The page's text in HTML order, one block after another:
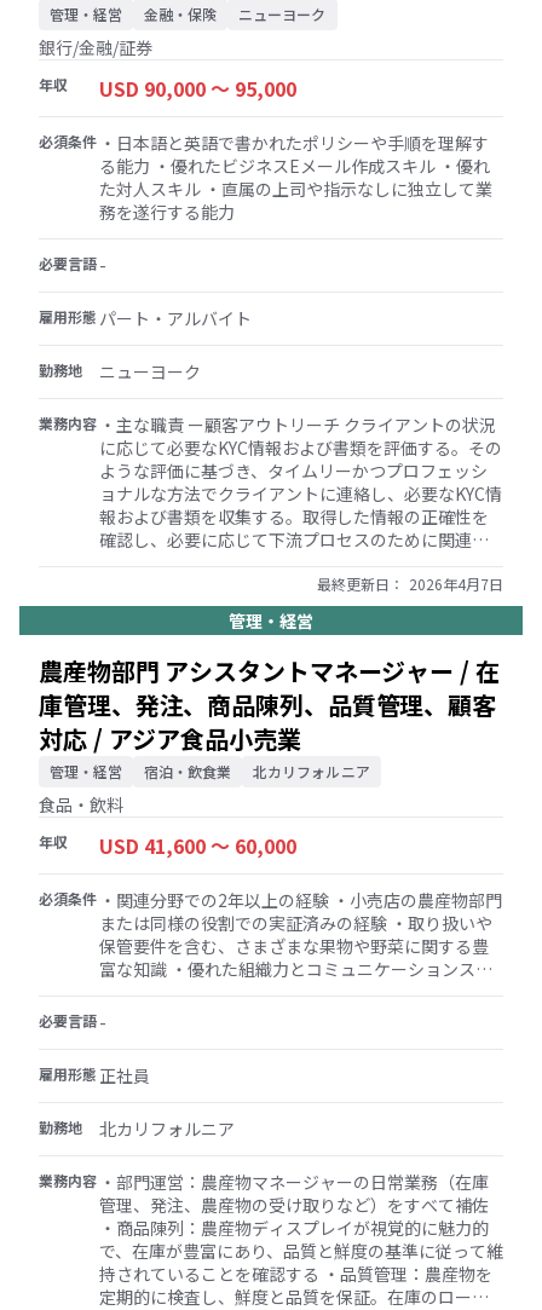
管理・経営 金融・保険 ニューヨーク
銀行/金融/証券
年収 USD 90,000 〜 95,000
必須条件 ・日本語と英語で書かれたポリシーや手順を理解す
る能力 ・優れたビジネスEメール作成スキル ・優れ
た対人スキル ・直属の上司や指示なしに独立して業
務を遂行する能力
必要言語-
雇用形態 パート・アルバイト
勤務地 ニューヨーク
業務内容 ・主な職責 ー顧客アウトリーチ クライアントの状況
に応じて必要なKYC情報および書類を評価する。その
ような評価に基づき、タイムリーかつプロフェッシ
ョナルな方法でクライアントに連絡し、必要なKYC情
報および書類を収集する。取得した情報の正確性を
確認し、必要に応じて下流プロセスのために関連部
ケーションをリレーションシップ・マネージャーと
共有する。問題が発生した場合は、RMと協力して独
立した判断を下し、KYCプロセスを遅滞なく完了させ
る ーKYC期日管理 直接的な指示や監督なしにKYCの
進捗を管理し、デューデリジェンスと期日管理のた
めに関連部門と必要に応じて情報を共有する ーKYC
要件および関連銀行システムの理解 KYCおよび関連
事項に関する規制、内部方針、手順を理解し、適切
な評価を行うために関連銀行システムを理解する ー
その他の職責 マネージャーから随時割り当てられる
KYC関連以外のタスクを担当する
最終更新日： 2026年4月7日
管理・経営
農産物部門 アシスタントマネージャー / 在
庫管理、発注、商品陳列、品質管理、顧客
対応 / アジア食品小売業
管理・経営 宿泊・飲食業 北カリフォルニア
食品・飲料
年収 USD 41,600 〜 60,000
必須条件 ・関連分野での2年以上の経験 ・小売店の農産物部門
または同様の役割での実証済みの経験 ・取り扱いや
保管要件を含む、さまざまな果物や野菜に関する豊
富な知識 ・優れた組織力とコミュニケーションスキ
必要言語-
雇用形態 正社員
勤務地 北カリフォルニア
業務内容 ・部門運営：農産物マネージャーの日常業務（在庫
管理、発注、農産物の受け取りなど）をすべて補佐
・商品陳列：農産物ディスプレイが視覚的に魅力的
で、在庫が豊富にあり、品質と鮮度の基準に従って維
持されていることを確認する ・品質管理：農産物を
定期的に検査し、鮮度と品質を保証。在庫のローテ